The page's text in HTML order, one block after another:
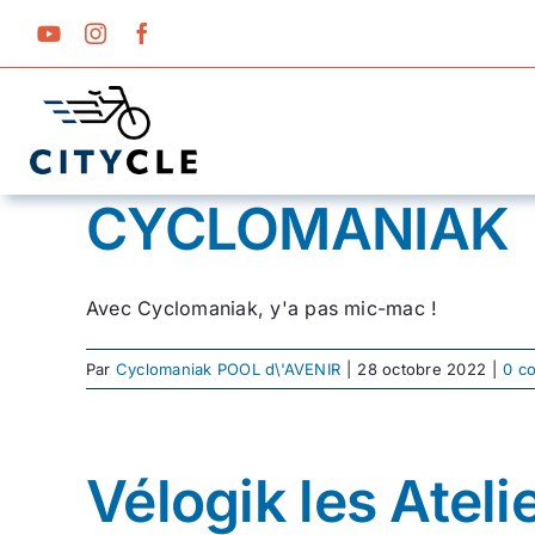
CYCLOMANIAK
Avec Cyclomaniak, y'a pas mic-mac !
Par Cyclomaniak POOL d\'AVENIR 28 octobre 2022 0
Vélogik les